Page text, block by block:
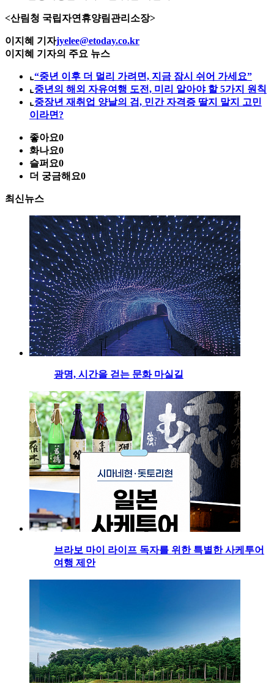
<산림청 국립자연휴양림관리소장>
이지혜 기자jyelee@etoday.co.kr
이지혜 기자의 주요 뉴스
⌞“중년 이후 더 멀리 가려면, 지금 잠시 쉬어 가세요”
⌞중년의 해외 자유여행 도전, 미리 알아야 할 5가지 원칙
⌞중장년 재취업 양날의 검, 민간 자격증 딸지 말지 고민
이라면?
좋아요0
화나요0
슬퍼요0
더 궁금해요0
최신뉴스
광명, 시간을 걷는 문화 마실길
브라보 마이 라이프 독자를 위한 특별한 사케투어
여행 제안